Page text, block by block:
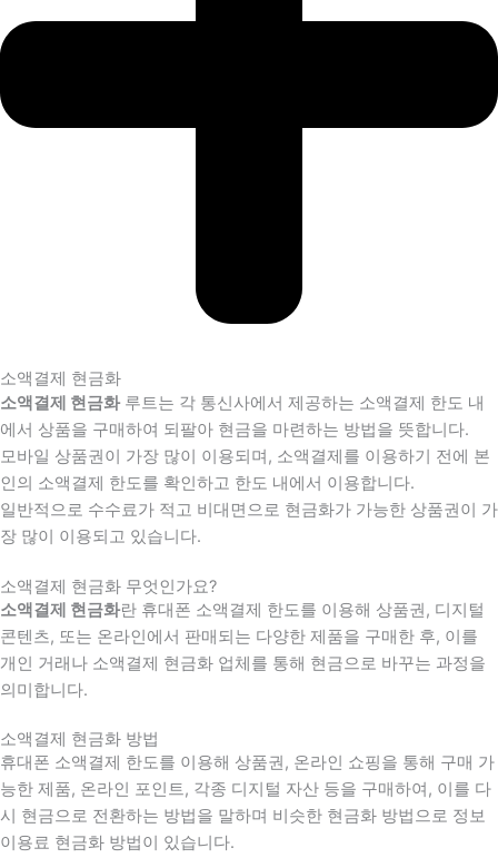
소액결제 현금화
소액결제 현금화루트는 각 통신사에서 제공하는 소액결제 한도 내
에서 상품을 구매하여 되팔아 현금을 마련하는 방법을 뜻합니다.
모바일 상품권이 가장 많이 이용되며, 소액결제를 이용하기 전에 본
인의 소액결제 한도를 확인하고 한도 내에서 이용합니다.
일반적으로 수수료가 적고 비대면으로 현금화가 가능한 상품권이 가
장 많이 이용되고 있습니다.
소액결제 현금화 무엇인가요?
소액결제 현금화란 휴대폰 소액결제 한도를 이용해 상품권, 디지털
콘텐츠, 또는 온라인에서 판매되는 다양한 제품을 구매한 후, 이를
개인 거래나 소액결제 현금화 업체를 통해 현금으로 바꾸는 과정을
의미합니다.
소액결제 현금화 방법
휴대폰 소액결제 한도를 이용해 상품권, 온라인 쇼핑을 통해 구매 가
능한 제품, 온라인 포인트, 각종 디지털 자산 등을 구매하여, 이를 다
시 현금으로 전환하는 방법을 말하며 비슷한 현금화 방법으로 정보
이용료 현금화 방법이 있습니다.